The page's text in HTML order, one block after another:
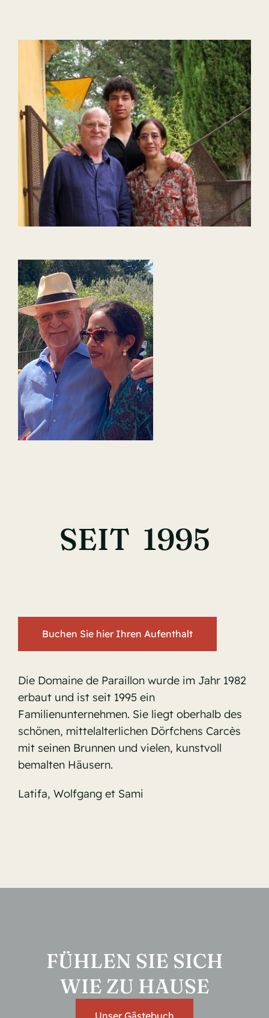
SEIT 1995
Buchen Sie hier Ihren Aufenthalt
Die Domaine de Paraillon wurde im Jahr 1982
erbaut und ist seit 1995 ein
Familienunternehmen. Sie liegt oberhalb des
schönen, mittelalterlichen Dörfchens Carcès
mit seinen Brunnen und vielen, kunstvoll
bemalten Häusern.
Latifa, Wolfgang et Sami
FÜHLEN SIE SICH
WIE ZU HAUSE
Unser Gästebuch